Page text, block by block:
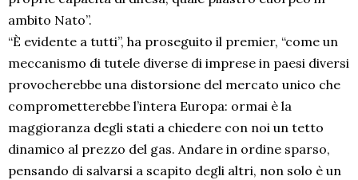
ambito Nato”.
“È evidente a tutti”, ha proseguito il premier, “come un
meccanismo di tutele diverse di imprese in paesi diversi
provocherebbe una distorsione del mercato unico che
comprometterebbe l’intera Europa: ormai è la
maggioranza degli stati a chiedere con noi un tetto
dinamico al prezzo del gas. Andare in ordine sparso,
pensando di salvarsi a scapito degli altri, non solo è un